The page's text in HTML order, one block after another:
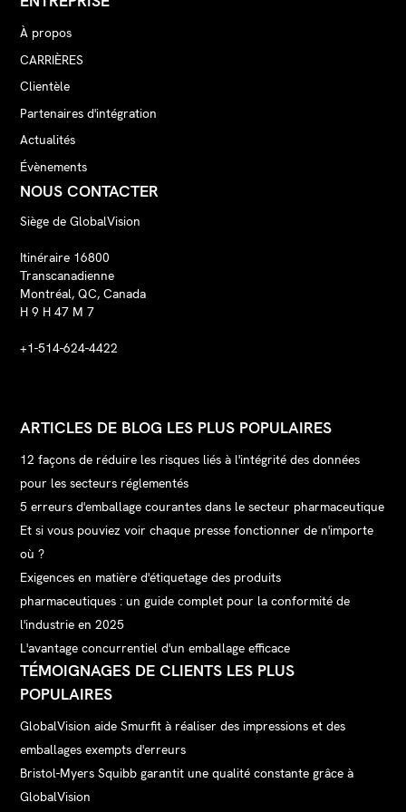
À propos
CARRIÈRES
Clientèle
Partenaires d'intégration
Actualités
Évènements
NOUS CONTACTER
Siège de GlobalVision
Itinéraire 16800
Transcanadienne
Montréal, QC, Canada
H 9 H 47 M 7
+1-514-624-4422
ARTICLES DE BLOG LES PLUS POPULAIRES
12 façons de réduire les risques liés à l'intégrité des données
pour les secteurs réglementés
5 erreurs d'emballage courantes dans le secteur pharmaceutique
Et si vous pouviez voir chaque presse fonctionner de n'importe
où ?
Exigences en matière d'étiquetage des produits
pharmaceutiques : un guide complet pour la conformité de
l'industrie en 2025
L'avantage concurrentiel d'un emballage efficace
TÉMOIGNAGES DE CLIENTS LES PLUS
POPULAIRES
GlobalVision aide Smurfit à réaliser des impressions et des
emballages exempts d'erreurs
Bristol-Myers Squibb garantit une qualité constante grâce à
GlobalVision